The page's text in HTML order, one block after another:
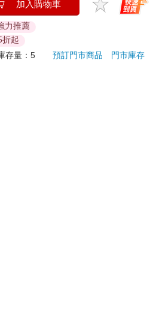
ATM! 如接獲電話要求您前往
，以免受騙上當！
期，退回商品須為全新狀態**
19條及行政院消費者保護處公告之
加入購物車
力推薦
起
存量：5 預訂門市商品
門市庫存